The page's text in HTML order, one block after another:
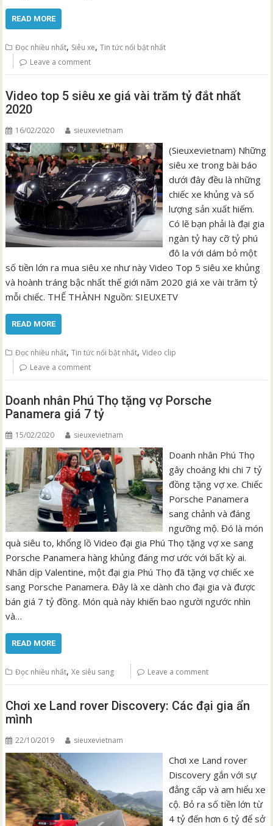
READ MORE
Đọc nhiều nhất, Siêu xe,Tin tức nổi bật nhất
Leave a comment
Video top 5 siêu xe giá vài trăm tỷ đắt nhất
2020
16/02/2020 sieuxevietnam
(Sieuxevietnam) Những
siêu xe trong bài báo
dưới đây đều là những
chiếc xe khủng và số
lượng sản xuất hiếm.
Có lẽ bạn phải là đại gia
ngàn tỷ hay cỡ tỷ phú
đô la với dám bỏ một
số tiền lớn ra mua siêu xe như này Video Top 5 siêu xe khủng
và hoành tráng bậc nhất thế giới năm 2020 giá xe vài trăm tỷ
mỗi chiếc. THẾ THÀNH Nguồn: SIEUXETV
READ MORE
Đọc nhiều nhất,Tin tức nổi bật nhất,Video clip
Leave a comment
Doanh nhân Phú Thọ tặng vợ Porsche
Panamera giá 7 tỷ
15/02/2020 sieuxevietnam
Doanh nhân Phú Thọ
gây choáng khi chi 7 tỷ
đồng tặng vợ xe. Chiếc
Porsche Panamera
sang chảnh và đáng
ngưỡng mộ. Đó là món
quà siêu to, khổng lồ Video đại gia Phú Thọ tặng vợ xe sang
Porsche Panamera hàng khủng đáng mơ ước với bất kỳ ai.
Nhân dịp Valentine, một đại gia Phú Thọ đã tặng vợ chiếc xe
sang Porsche Panamera. Đây là xe dành cho đại gia và được
bán giá 7 tỷ đồng. Món quà này khiến bao người ngước nhìn
và…
READ MORE
Đọc nhiều nhất,Xe siêu sang Leave a comment
Chơi xe Land rover Discovery: Các đại gia ẩn
mình
22/10/2019 sieuxevietnam
Chơi xe Land rover
Discovery gắn với sự
đẳng cấp và am hiểu xe
cộ. Bỏ ra số tiền lớn từ
4 tỷ đến hơn 6 tỷ để sở